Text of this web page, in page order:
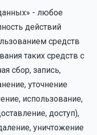
- любое
действий
средств
таких средств с
сбор, запись,
уточнение
использование,
доступ),
уничтожение